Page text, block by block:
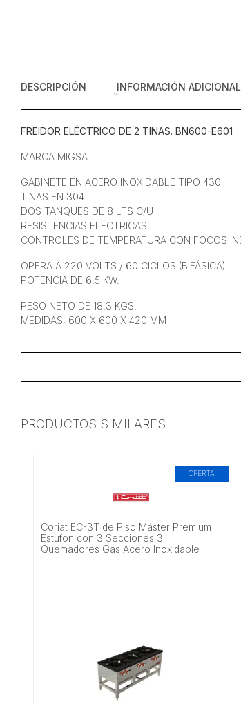
DESCRIPCIÓN INFORMACIÓN ADICIONAL
FREIDOR ELÉCTRICO DE 2 TINAS. BN600-E601
MARCA MIGSA.
GABINETE EN ACERO INOXIDABLE TIPO 430
TINAS EN 304
DOS TANQUES DE 8 LTS C/U
RESISTENCIAS ELÉCTRICAS
CONTROLES DE TEMPERATURA CON FOCOS
OPERA A 220 VOLTS / 60 CICLOS (BIFÁSICA)
POTENCIA DE 6.5 KW.
PESO NETO DE 18.3 KGS.
MEDIDAS: 600 X 600 X 420 MM
PRODUCTOS SIMILARES
OFERTA
Coriat EC-3T de Piso Máster Premium
Estufón con 3 Secciones 3
Quemadores Gas Acero Inoxidable